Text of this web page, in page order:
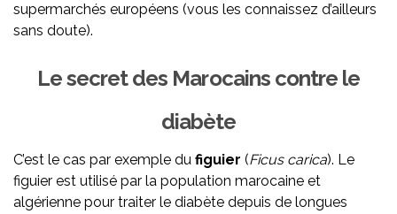
supermarchés européens (vous les connaissez d’ailleurs
sans doute).
Le secret des Marocains contre le
diabète
C’est le cas par exemple du figuier (Ficus carica). Le
figuier est utilisé par la population marocaine et
algérienne pour traiter le diabète depuis de longues